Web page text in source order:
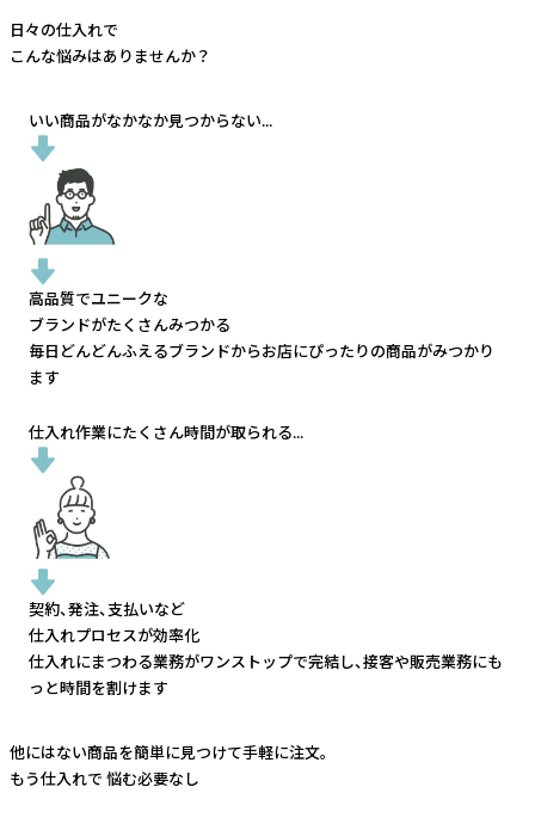
日々の仕入れで
こんな悩みはありませんか？
いい商品がなかなか見つからない...
高品質でユニークな
ブランドがたくさんみつかる
毎日どんどんふえるブランドからお店にぴったりの商品がみつかり
ます
仕入れ作業にたくさん時間が取られる...
契約、発注、支払いなど
仕入れプロセスが効率化
仕入れにまつわる業務がワンストップで完結し、接客や販売業務にも
っと時間を割けます
他にはない商品を簡単に見つけて手軽に注文。
もう仕入れで 悩む必要なし